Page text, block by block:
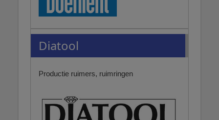
Diatool
Productie ruimers, ruimringen